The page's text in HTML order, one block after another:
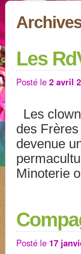
Les
Posté le 2 avril
Les
des
devenue
Minoterie
Posté le 17